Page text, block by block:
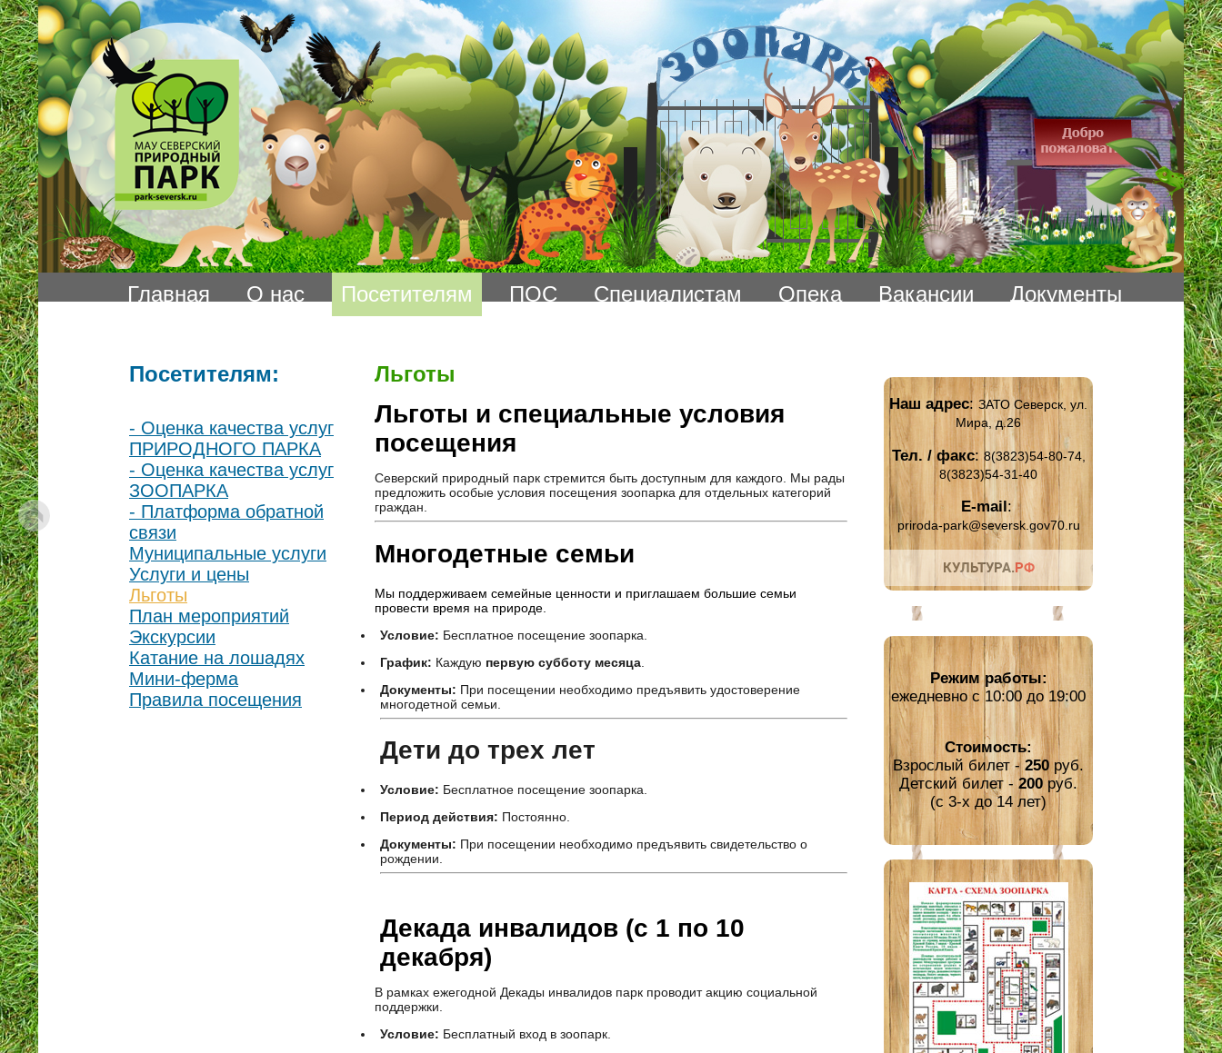
Главная О нас Посетителям ПОС Специалистам Опека Вакансии Документы
Посетителям:
- Оценка качества услуг
ПРИРОДНОГО ПАРКА
- Оценка качества услуг
ЗООПАРКА
- Платформа обратной
связи
Муниципальные услуги
Услуги и цены
Льготы
План мероприятий
Экскурсии
Катание на лошадях
Мини-ферма
Правила посещения
Льготы
Льготы и специальные условия
посещения
Северский природный парк стремится быть доступным для каждого. Мы рады
предложить особые условия посещения зоопарка для отдельных категорий
граждан.
Многодетные семьи
Мы поддерживаем семейные ценности и приглашаем большие семьи
провести время на природе.
Условие: Бесплатное посещение зоопарка.
График: Каждую первую субботу месяца
Документы: При посещении необходимо предъявить удостоверение
многодетной семьи.
Дети до трех лет
Условие: Бесплатное посещение зоопарка.
Период действия: Постоянно.
Документы: При посещении необходимо предъявить свидетельство о
рождении.
Декада инвалидов (с 1 по 10
декабря)
В рамках ежегодной Декады инвалидов парк проводит акцию социальной
поддержки.
Условие: Бесплатный вход в зоопарк.
Наш адрес: ЗАТО Северск, ул.
Мира, д.26
Тел. / факс:8(3823)54-80-74,
8(3823)54-31-40
E-mail :
priroda-park@seversk.gov70.ru
Режим работы:
ежедневно с 10:00 до 19:00
Стоимость:
Взрослый билет - 250 руб.
Детский билет -200руб.
(с 3-х до 14 лет)